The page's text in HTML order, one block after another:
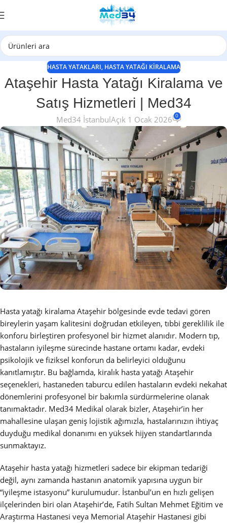
HASTA YATAKLARI, HASTA YATAĞI KIRALAMA
Ataşehir Hasta Yatağı Kiralama ve
Satış Hizmetleri | Med34
Med34 İstanbulAçık 1 Ocak 2026 0
Hasta yatağı kiralama Ataşehir bölgesinde evde tedavi gören
bireylerin yaşam kalitesini doğrudan etkileyen, tıbbi gereklilik ile
konforu birleştiren profesyonel bir hizmet alanıdır. Modern tıp,
hastaların iyileşme sürecinde hastane ortamı kadar, evdeki
psikolojik ve fiziksel konforun da belirleyici olduğunu
kanıtlamıştır. Bu bağlamda, kiralık hasta yatağı Ataşehir
seçenekleri, hastaneden taburcu edilen hastaların evdeki nekahat
dönemlerini profesyonel bir bakımla sürdürmelerine olanak
tanımaktadır. Med34 Medikal olarak bizler, Ataşehir’in her
mahallesine ulaşan geniş lojistik ağımızla, hastalarınızın ihtiyaç
duyduğu medikal donanımı en yüksek hijyen standartlarında
sunmaktayız.
Ataşehir hasta yatağı hizmetleri sadece bir ekipman tedariği
değil, aynı zamanda hastanın anatomik yapısına uygun bir
“iyileşme istasyonu” kurulumudur. İstanbul’un en hızlı gelişen
ilçelerinden biri olan Ataşehir’de, Fatih Sultan Mehmet Eğitim ve
Araştırma Hastanesi veya Memorial Ataşehir Hastanesi gibi